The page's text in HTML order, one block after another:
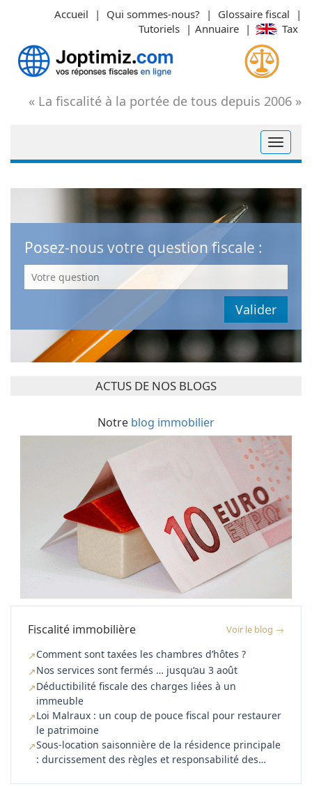
Accueil | Qui sommes-nous? | Glossaire fiscal
|
Tutoriels | Annuaire | Tax
« La fiscalité à la portée de tous depuis 2006 »
Posez-nous votre question fiscale :
Votre
question
ACTUS DE NOS BLOGS
Notre blog immobilier
Fiscalité immobilière Voir le blog →
↗Comment sont taxées les chambres d’hôtes ?
↗Nos services sont fermés … jusqu’au 3 août
↗Déductibilité fiscale des charges liées à un
immeuble
↗Loi Malraux : un coup de pouce fiscal pour restaurer
le patrimoine
↗Sous-location saisonnière de la résidence principale
: durcissement des règles et responsabilité des